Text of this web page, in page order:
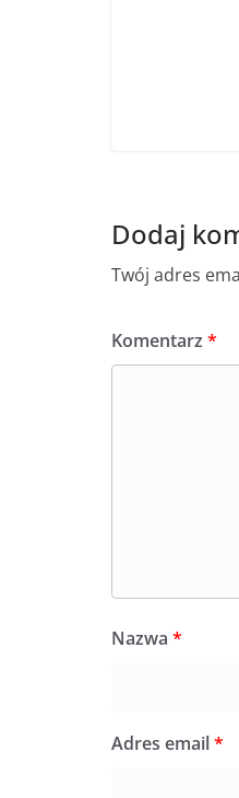
Dodaj
Twój adres
Komentarz *
Nazwa *
Adres email*